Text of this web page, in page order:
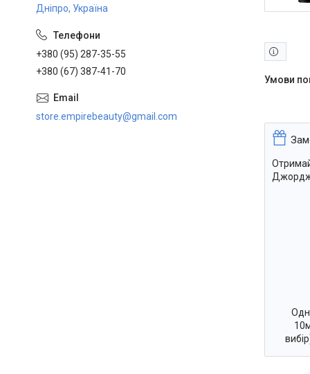
Дніпро, Україна
+380 (95) 287-35-55
+380 (67) 387-41-70
store.empirebeauty@gmail.com